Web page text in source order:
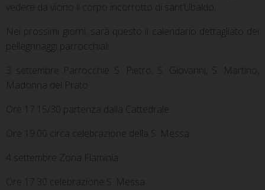
vedere da vicino il corpo incorrotto di sant’Ubaldo.
Nei prossimi giorni, sarà questo il calendario dettagliato dei
pellegrinaggi parrocchiali:
3 settembre Parrocchie S. Pietro, S. Giovanni, S. Martino,
Madonna del Prato
Ore 17.15/30 partenza dalla Cattedrale
Ore 19.00 circa celebrazione della S. Messa
4 settembre Zona Flaminia
Ore 17.30 celebrazione S. Messa